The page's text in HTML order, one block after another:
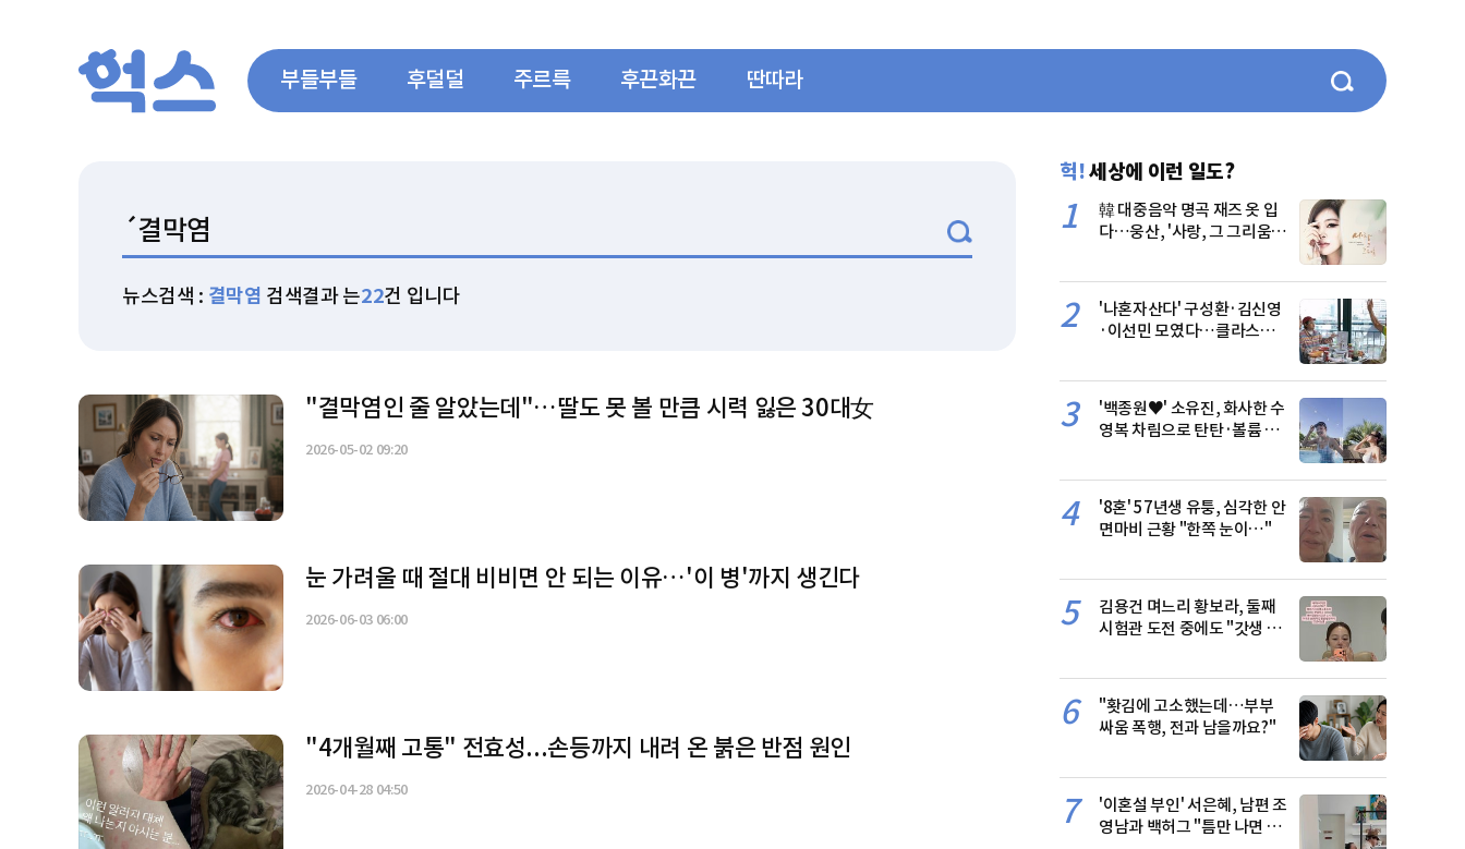
부들부들 후덜덜 주르륵 후끈화끈 딴따라
뉴스검색 : 결막염 검색결과 는22건 입니다
"결막염인 줄 알았는데"…딸도 못 볼 만큼 시력 잃은 30대女
2026-05-02 09:20
눈 가려울 때 절대 비비면 안 되는 이유…'이 병'까지 생긴다
2026-06-03 06:00
"4개월째 고통" 전효성...손등까지 내려 온 붉은 반점 원인
2026-04-28 04:50
헉!세상에 이런 일도?
韓 대중음악 명곡 재즈 옷 입
다…웅산, '사랑, 그 그리움 4'
1
'나혼자산다' 구성환·김신영
·이선민 모였다…클라스가
2
'백종원♥' 소유진, 화사한 수
영복 차림으로 탄탄·볼륨 몸
3
'8혼' 57년생 유퉁, 심각한 안
면마비 근황 "한쪽 눈이…"
4
김용건 며느리 황보라, 둘째
시험관 도전 중에도 "갓생 사
5
"홧김에 고소했는데…부부
싸움 폭행, 전과 남을까요?"
6
'이혼설 부인' 서은혜, 남편 조
영남과 백허그 "틈만 나면 꽁
7